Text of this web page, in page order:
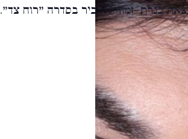
כנרת-זמורה-דביר בסדרה "רוח צד".